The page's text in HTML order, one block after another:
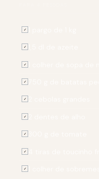
✓
✓
✓
✓
✓
✓
✓
✓
✓